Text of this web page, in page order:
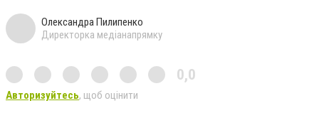
Олександра Пилипенко
Директорка медіанапрямку
0,0
Авторизуйтесь, щоб оцінити